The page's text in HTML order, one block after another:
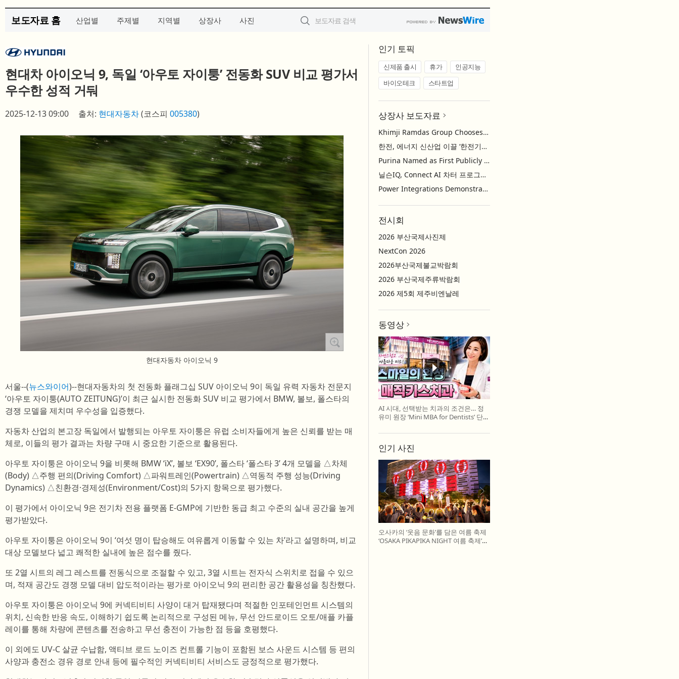
보도자료 홈 산업별 주제별 지역별 상장사 사진
현대차 아이오닉 9, 독일 ‘아우토 자이퉁’ 전동화 SUV 비교 평가서
우수한 성적 거둬
2025-12-13 09:00 출처: 현대자동차(코스피 005380)
현대자동차 아이오닉 9
서울--(뉴스와이어)--현대자동차의 첫 전동화 플래그십 SUV 아이오닉 9이 독일 유력 자동차 전문지
‘아우토 자이퉁(AUTO ZEITUNG)’이 최근 실시한 전동화 SUV 비교 평가에서 BMW, 볼보, 폴스타의
경쟁 모델을 제치며 우수성을 입증했다.
자동차 산업의 본고장 독일에서 발행되는 아우토 자이퉁은 유럽 소비자들에게 높은 신뢰를 받는 매
체로, 이들의 평가 결과는 차량 구매 시 중요한 기준으로 활용된다.
아우토 자이퉁은 아이오닉 9을 비롯해 BMW ‘iX’, 볼보 ‘EX90’, 폴스타 ‘폴스타 3’ 4개 모델을 △차체
(Body) △주행 편의(Driving Comfort) △파워트레인(Powertrain) △역동적 주행 성능(Driving
Dynamics) △친환경·경제성(Environment/Cost)의 5가지 항목으로 평가했다.
이 평가에서 아이오닉 9은 전기차 전용 플랫폼 E-GMP에 기반한 동급 최고 수준의 실내 공간을 높게
평가받았다.
아우토 자이퉁은 아이오닉 9이 ‘여섯 명이 탑승해도 여유롭게 이동할 수 있는 차’라고 설명하며, 비교
대상 모델보다 넓고 쾌적한 실내에 높은 점수를 줬다.
또 2열 시트의 레그 레스트를 전동식으로 조절할 수 있고, 3열 시트는 전자식 스위치로 접을 수 있으
며, 적재 공간도 경쟁 모델 대비 압도적이라는 평가로 아이오닉 9의 편리한 공간 활용성을 칭찬했다.
아우토 자이퉁은 아이오닉 9에 커넥티비티 사양이 대거 탑재됐다며 적절한 인포테인먼트 시스템의
위치, 신속한 반응 속도, 이해하기 쉽도록 논리적으로 구성된 메뉴, 무선 안드로이드 오토/애플 카플
레이를 통해 차량에 콘텐츠를 전송하고 무선 충전이 가능한 점 등을 호평했다.
이 외에도 UV-C 살균 수납함, 액티브 로드 노이즈 컨트롤 기능이 포함된 보스 사운드 시스템 등 편의
사양과 충전소 경유 경로 안내 등에 필수적인 커넥티비티 서비스도 긍정적으로 평가했다.
인기 토픽
신제품 출시 휴가
인공지능
바이오테크
스타트업
상장사 보도자료
Khimji Ramdas Group Chooses Rimini Street to Reduce SAP Support Costs, Protect 700+ Customizations and Reinvest Savings in Innovation
한전, 에너지 신산업 이끌 ‘한전기술지주’ 공식 출범
Purina Named as First Publicly Announced NIQ ConnectAI Charter Client
닐슨IQ, Connect AI 차터 프로그램 최초 고객사 ‘퓨리나’ 선정
Power Integrations Demonstrates World’s First 2200 V GaN Technology for Next-Era High-Voltage Power Systems
전시회
2026 부산국제사진제
NextCon 2026
2026부산국제불교박람회
2026 부산국제주류박람회
2026 제5회 제주비엔날레
동영상
AI 시대, 선택받는 치과의 조건은… 정
유미 원장 ‘Mini MBA for Dentists’ 단독
인기 사진
오사카의 ‘웃음 문화’를 담은 여름 축제
‘OSAKA PIKAPIKA NIGHT 여름 축제’